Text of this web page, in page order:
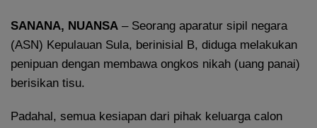
SANANA, NUANSA – Seorang aparatur sipil negara
(ASN) Kepulauan Sula, berinisial B, diduga melakukan
penipuan dengan membawa ongkos nikah (uang panai)
berisikan tisu.
Padahal, semua kesiapan dari pihak keluarga calon